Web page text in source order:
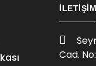
İLETIŞIM
Cad.